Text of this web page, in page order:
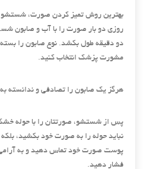
بهترین روش تمیز کردن صورت، شستشو
روزی دو بار صورت را با آب و صابون
دو دقیقه طول بکشد. نوع صابون را
مشورت پزشک انتخاب کنید.
هرگز یک صابون را تصادفی و ندانسته
پس از شستشو، صورتتان را با حوله
نباید حوله را به صورت خود بکشید،
پوست صورت خود تماس دهید و به
فشار دهید.